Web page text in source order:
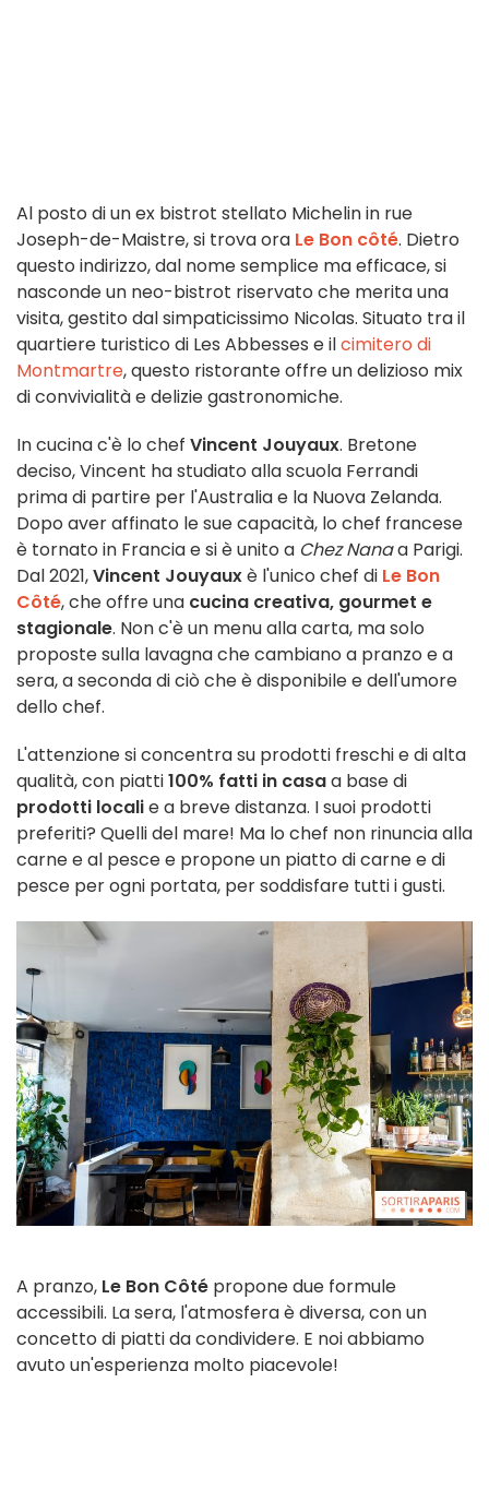
Al posto di un ex bistrot stellato Michelin in rue
Joseph-de-Maistre, si trova ora Le Bon côté. Dietro
questo indirizzo, dal nome semplice ma efficace, si
nasconde un neo-bistrot riservato che merita una
visita, gestito dal simpaticissimo Nicolas. Situato tra il
quartiere turistico di Les Abbesses e ilcimitero di
Montmartre, questo ristorante offre un delizioso mix
di convivialità e delizie gastronomiche.
In cucina c'è lo chef Vincent Jouyaux. Bretone
deciso, Vincent ha studiato alla scuola Ferrandi
prima di partire per l'Australia e la Nuova Zelanda.
Dopo aver affinato le sue capacità, lo chef francese
è tornato in Francia e si è unito a Chez Nanaa Parigi.
Dal 2021,Vincent Jouyauxè l'unico chef di Le Bon
Côté, che offre una cucina creativa, gourmet e
stagionale. Non c'è un menu alla carta, ma solo
proposte sulla lavagna che cambiano a pranzo e a
sera, a seconda di ciò che è disponibile e dell'umore
dello chef.
L'attenzione si concentra su prodotti freschi e di alta
qualità, con piatti100% fatti in casaa base di
prodotti localie a breve distanza. I suoi prodotti
preferiti? Quelli del mare! Ma lo chef non rinuncia alla
carne e al pesce e propone un piatto di carne e di
pesce per ogni portata, per soddisfare tutti i gusti.
A pranzo, Le Bon Côté propone due formule
accessibili. La sera, l'atmosfera è diversa, con un
concetto di piatti da condividere. E noi abbiamo
avuto un'esperienza molto piacevole!